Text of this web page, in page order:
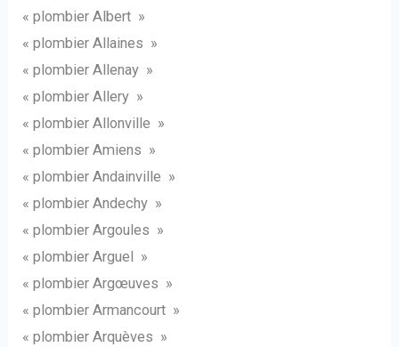
« plombier Albert »
« plombier Allaines »
« plombier Allenay »
« plombier Allery »
« plombier Allonville »
« plombier Amiens »
« plombier Andainville »
« plombier Andechy »
« plombier Argoules »
« plombier Arguel »
« plombier Argœuves »
« plombier Armancourt »
« plombier Arquèves »